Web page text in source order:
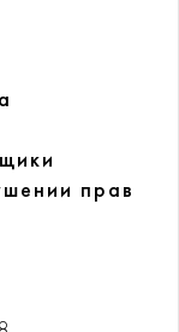
прав